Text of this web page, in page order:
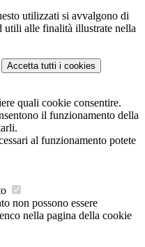
utilizzati si avvalgono di
utili alle finalità illustrate nella
Accetta tutti i cookies
quali cookie consentire.
il funzionamento della
al funzionamento potete
non possono essere
nella pagina della cookie